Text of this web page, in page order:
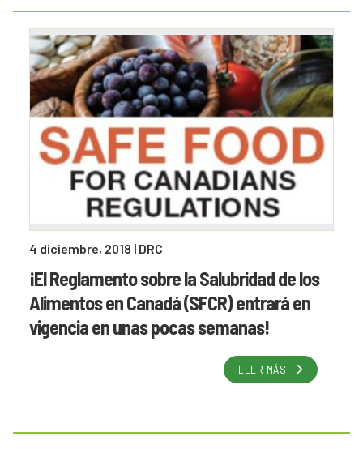
4 diciembre, 2018 | DRC
¡El Reglamento sobre la Salubridad de los
Alimentos en Canadá (SFCR) entrará en
vigencia en unas pocas semanas!
LEER MÁS